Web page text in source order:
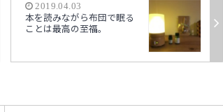
2019.04.03
本を読みながら布団で眠る
ことは最高の至福。